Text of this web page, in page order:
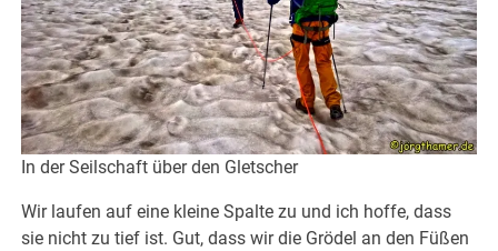
In der Seilschaft über den Gletscher
Wir laufen auf eine kleine Spalte zu und ich hoffe, dass
sie nicht zu tief ist. Gut, dass wir die Grödel an den Füßen